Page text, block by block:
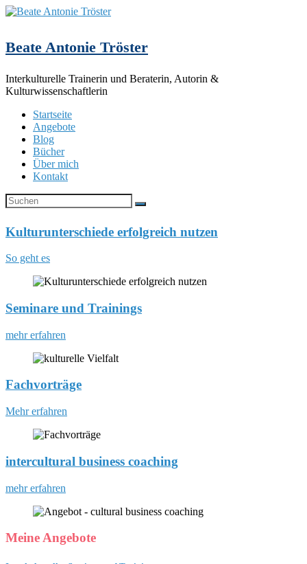
Beate Antonie Tröster
Interkulturelle Trainerin und Beraterin, Autorin &
Kulturwissenschaftlerin
Startseite
Angebote
Blog
Bücher
Über mich
Kontakt
Kulturunterschiede erfolgreich nutzen
So geht es
Seminare und Trainings
mehr erfahren
Fachvorträge
Mehr erfahren
intercultural business coaching
mehr erfahren
Meine Angebote